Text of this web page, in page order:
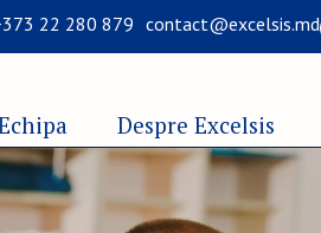
22 280 879 contact@excelsis.md
Despre Excelsis